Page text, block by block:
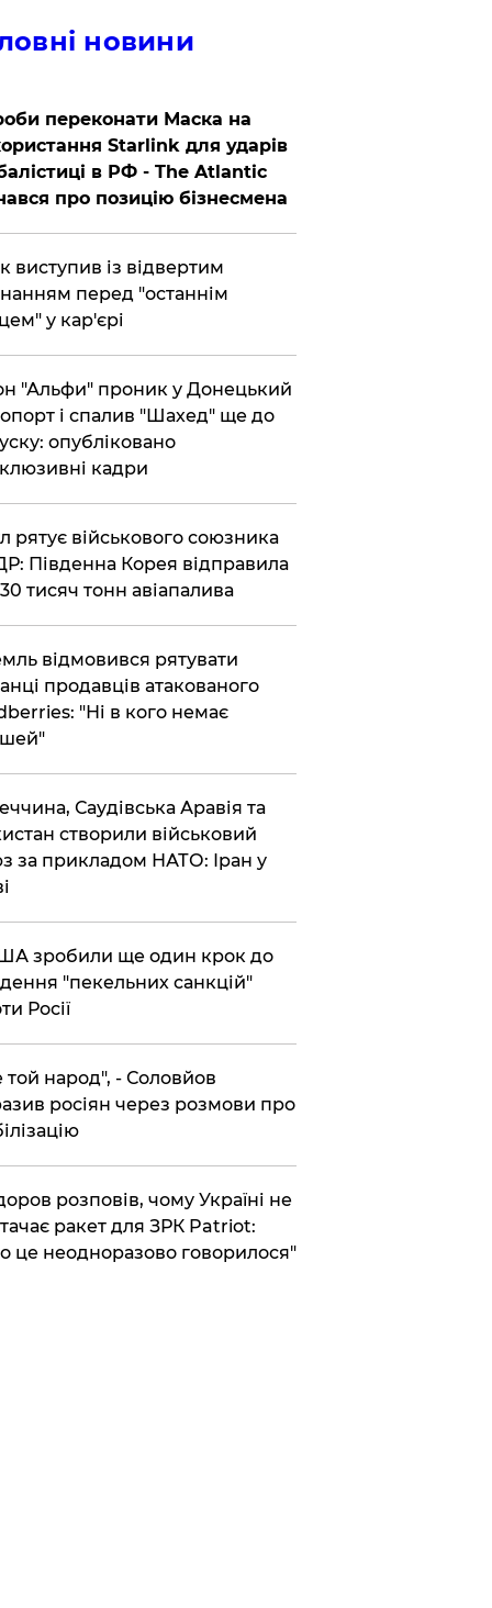
новини
переконати Маска на
Starlink для ударів
в РФ - The Atlantic
про позицію бізнесмена
виступив із відвертим
перед "останнім
у кар'єрі
"Альфи" проник у Донецький
і спалив "Шахед" ще до
опубліковано
кадри
рятує військового союзника
Південна Корея відправила
тисяч тонн авіапалива
відмовився рятувати
продавців атакованого
"Ні в кого немає
Саудівська Аравія та
створили військовий
за прикладом НАТО: Іран у
зробили ще один крок до
"пекельних санкцій"
Росії
той народ", - Соловйов
росіян через розмови про
розповів, чому Україні не
ракет для ЗРК Patriot:
це неодноразово говорилося"